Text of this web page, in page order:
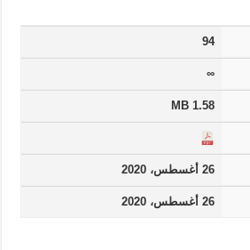
94
∞
1.58 MB
26 أغسطس، 2020
26 أغسطس، 2020